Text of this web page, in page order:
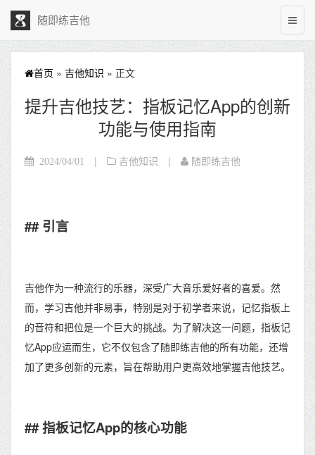
随即练吉他
首页 » 吉他知识 » 正文
提升吉他技艺：指板记忆App的创新
功能与使用指南
2024/04/01 | 吉他知识 | 随即练吉他
## 引言
吉他作为一种流行的乐器，深受广大音乐爱好者的喜爱。然
而，学习吉他并非易事，特别是对于初学者来说，记忆指板上
的音符和把位是一个巨大的挑战。为了解决这一问题，指板记
忆App应运而生，它不仅包含了随即练吉他的所有功能，还增
加了更多创新的元素，旨在帮助用户更高效地掌握吉他技艺。
## 指板记忆App的核心功能